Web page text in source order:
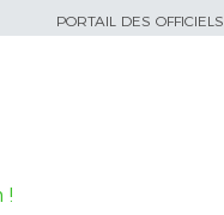
PORTAIL DES OFFICIELS
!